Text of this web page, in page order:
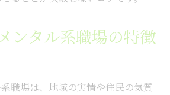
ンタル系職場の特徴
職場は、地域の実情や住民の気質